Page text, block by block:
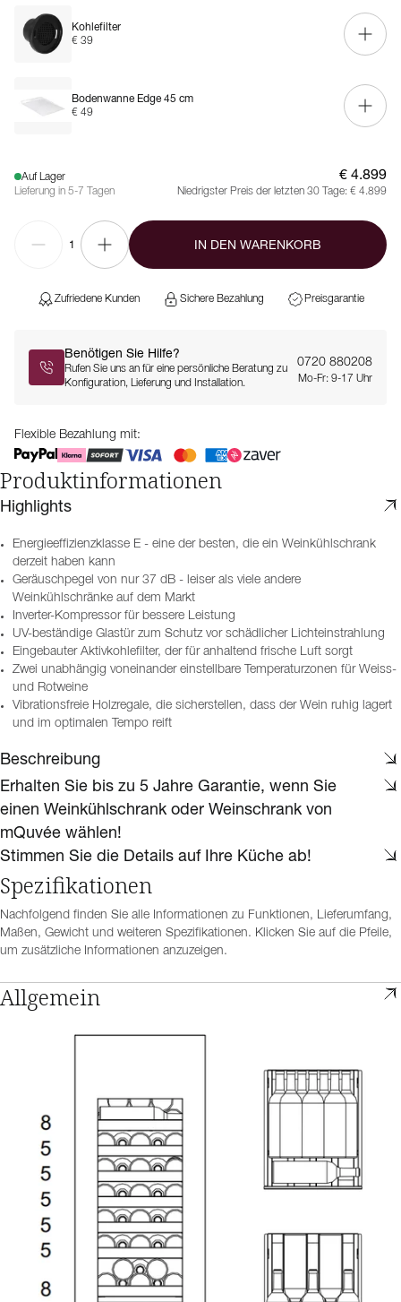
Kohlefilter
€ 39
Bodenwanne Edge 45 cm
€ 49
Auf Lager
Lieferung in 5-7 Tagen
€ 4.899
Niedrigster Preis der letzten 30 Tage: € 4.899
1 IN DEN WARENKORB
Zufriedene Kunden Sichere Bezahlung Preisgarantie
Benötigen Sie Hilfe?
Rufen Sie uns an für eine persönliche Beratung zu
Konfiguration, Lieferung und Installation.
0720 880208
Mo-Fr: 9-17 Uhr
Flexible Bezahlung mit:
Produktinformationen
Highlights
Energieeffizienzklasse E - eine der besten, die ein Weinkühlschrank
derzeit haben kann
Geräuschpegel von nur 37 dB - leiser als viele andere
Weinkühlschränke auf dem Markt
Inverter-Kompressor für bessere Leistung
UV-beständige Glastür zum Schutz vor schädlicher Lichteinstrahlung
Eingebauter Aktivkohlefilter, der für anhaltend frische Luft sorgt
Zwei unabhängig voneinander einstellbare Temperaturzonen für Weiss-
und Rotweine
Vibrationsfreie Holzregale, die sicherstellen, dass der Wein ruhig lagert
und im optimalen Tempo reift
Beschreibung
Erhalten Sie bis zu 5 Jahre Garantie, wenn Sie
einen Weinkühlschrank oder Weinschrank von
mQuvée wählen!
Stimmen Sie die Details auf Ihre Küche ab!
Spezifikationen
Nachfolgend finden Sie alle Informationen zu Funktionen, Lieferumfang,
Maßen, Gewicht und weiteren Spezifikationen. Klicken Sie auf die Pfeile,
um zusätzliche Informationen anzuzeigen.
Allgemein